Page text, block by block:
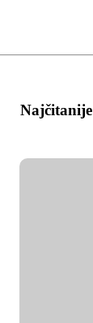
Najčitanije